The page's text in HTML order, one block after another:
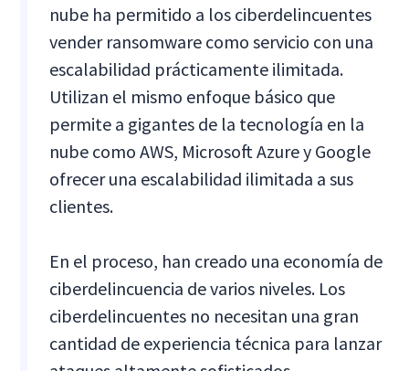
nube ha permitido a los ciberdelincuentes
vender ransomware como servicio con una
escalabilidad prácticamente ilimitada.
Utilizan el mismo enfoque básico que
permite a gigantes de la tecnología en la
nube como AWS, Microsoft Azure y Google
ofrecer una escalabilidad ilimitada a sus
clientes.
En el proceso, han creado una economía de
ciberdelincuencia de varios niveles. Los
ciberdelincuentes no necesitan una gran
cantidad de experiencia técnica para lanzar